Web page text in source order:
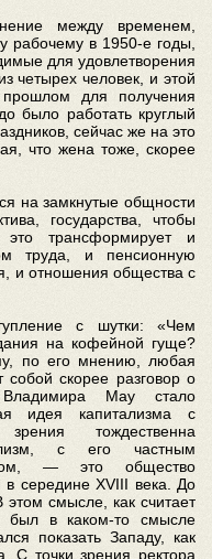
между временем,
рабочему в 1950-е годы,
для удовлетворения
четырех человек, и этой
для получения
было работать круглый
сейчас же на это
что жена тоже, скорее
на замкнутые общности
государства, чтобы
трансформирует и
труда, и пенсионную
и отношения общества с
с шутки: «Чем
на кофейной гуще?
по его мнению, любая
собой скорее разговор о
Мау стало
идея капитализма с
зрения тождественна
с его частным
— это общество
в середине XVIII века. До
смысле, как считает
был в каком-то смысле
показать Западу, как
С точки зрения ректора